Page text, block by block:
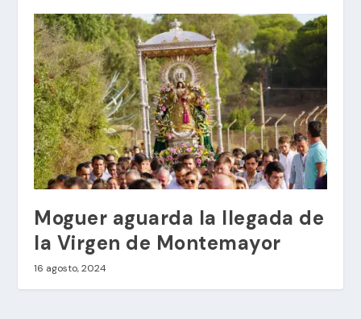
Moguer aguarda la llegada de
la Virgen de Montemayor
16 agosto, 2024